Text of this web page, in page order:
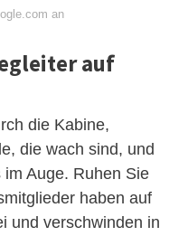
an
auf
die Kabine,
die wach sind, und
Auge. Ruhen Sie
haben auf
und verschwinden in